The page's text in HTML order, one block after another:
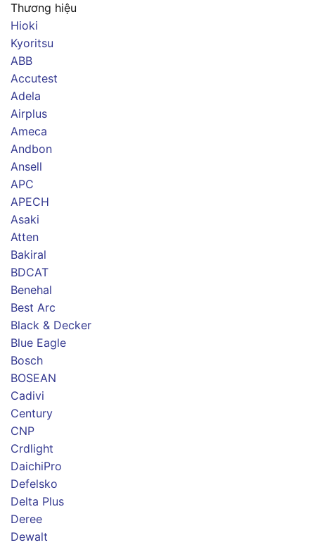
Thương hiệu
Hioki
Kyoritsu
ABB
Accutest
Adela
Airplus
Ameca
Andbon
Ansell
APC
APECH
Asaki
Atten
Bakiral
BDCAT
Benehal
Best Arc
Black & Decker
Blue Eagle
Bosch
BOSEAN
Cadivi
Century
CNP
Crdlight
DaichiPro
Defelsko
Delta Plus
Deree
Dewalt